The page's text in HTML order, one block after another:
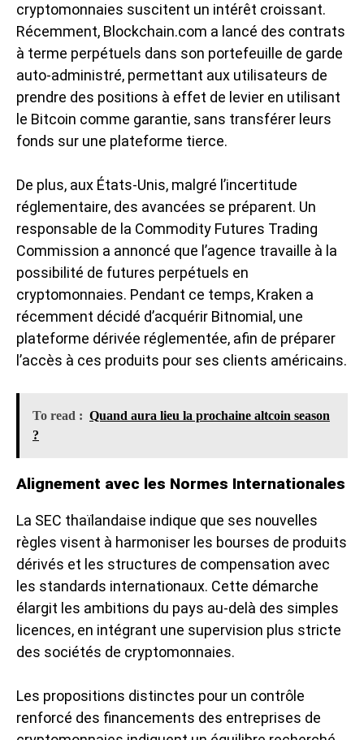
cryptomonnaies suscitent un intérêt croissant.
Récemment, Blockchain.com a lancé des contrats
à terme perpétuels dans son portefeuille de garde
auto-administré, permettant aux utilisateurs de
prendre des positions à effet de levier en utilisant
le Bitcoin comme garantie, sans transférer leurs
fonds sur une plateforme tierce.
De plus, aux États-Unis, malgré l’incertitude
réglementaire, des avancées se préparent. Un
responsable de la Commodity Futures Trading
Commission a annoncé que l’agence travaille à la
possibilité de futures perpétuels en
cryptomonnaies. Pendant ce temps, Kraken a
récemment décidé d’acquérir Bitnomial, une
plateforme dérivée réglementée, afin de préparer
l’accès à ces produits pour ses clients américains.
To read : Quand aura lieu la prochaine altcoin season
?
Alignement avec les Normes Internationales
La SEC thaïlandaise indique que ses nouvelles
règles visent à harmoniser les bourses de produits
dérivés et les structures de compensation avec
les standards internationaux. Cette démarche
élargit les ambitions du pays au-delà des simples
licences, en intégrant une supervision plus stricte
des sociétés de cryptomonnaies.
Les propositions distinctes pour un contrôle
renforcé des financements des entreprises de